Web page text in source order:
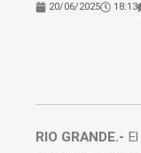
20/06/2025 18:13
RIO GRANDE.- El